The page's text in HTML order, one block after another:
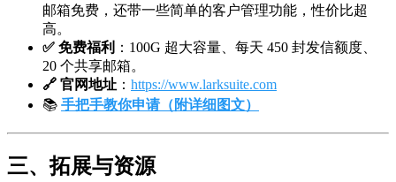
邮箱免费，还带一些简单的客户管理功能，性价比超
高。
✅ 免费福利 ：100G 超大容量、每天 450 封发信额度、
20 个共享邮箱。
🔗 官网地址 ： https://www.larksuite.com
📚 手把手教你申请（附详细图文）
三、拓展与资源